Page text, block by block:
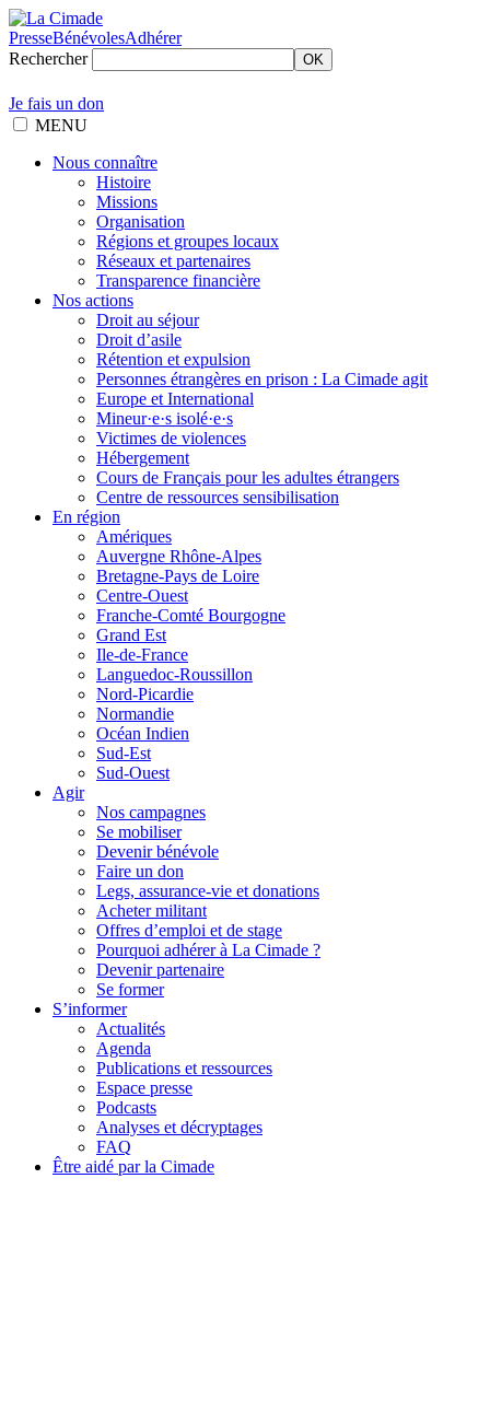
PresseBénévolesAdhérer
Rechercher
OK
Je fais un don
MENU
Nous connaître
Histoire
Missions
Organisation
Régions et groupes locaux
Réseaux et partenaires
Transparence financière
Nos actions
Droit au séjour
Droit d’asile
Rétention et expulsion
Personnes étrangères en prison : La Cimade agit
Europe et International
Mineur·e·s isolé·e·s
Victimes de violences
Hébergement
Cours de Français pour les adultes étrangers
Centre de ressources sensibilisation
En région
Amériques
Auvergne Rhône-Alpes
Bretagne-Pays de Loire
Centre-Ouest
Franche-Comté Bourgogne
Grand Est
Ile-de-France
Languedoc-Roussillon
Nord-Picardie
Normandie
Océan Indien
Sud-Est
Sud-Ouest
Agir
Nos campagnes
Se mobiliser
Devenir bénévole
Faire un don
Legs, assurance-vie et donations
Acheter militant
Offres d’emploi et de stage
Pourquoi adhérer à La Cimade ?
Devenir partenaire
Se former
S’informer
Actualités
Agenda
Publications et ressources
Espace presse
Podcasts
Analyses et décryptages
FAQ
Être aidé par la Cimade